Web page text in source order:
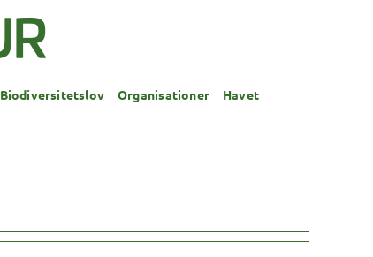
Biodiversitetslov Organisationer Havet